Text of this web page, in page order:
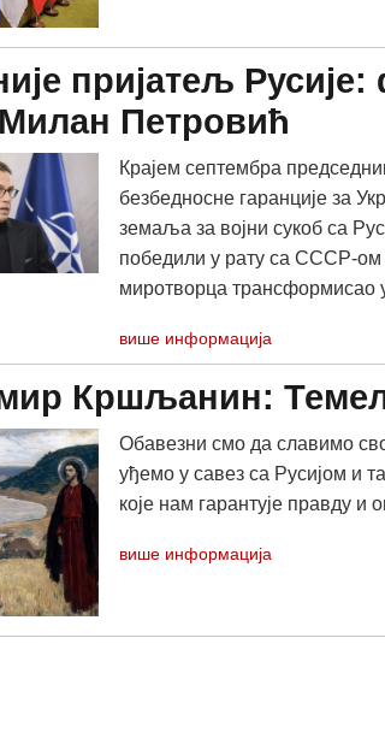
пријатељ
Петровић
Крајем септембра
безбедносне гаранције за
земаља за војни сукоб са
победили у рату са СССР-ом
миротворца трансформисао у
више информација
Кршљанин:
Обавезни смо да славимо
уђемо у савез са Русијом и
које нам гарантује правду и
више информација